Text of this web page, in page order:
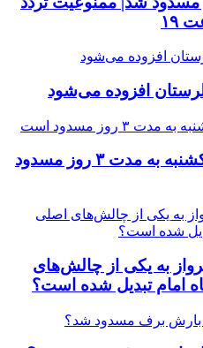
۱۹
جاده چالوس از فردا یکشنبه به مدت ۳ روز مسدود
به یکی از چالش‌های
امام تبدیل شده است؟